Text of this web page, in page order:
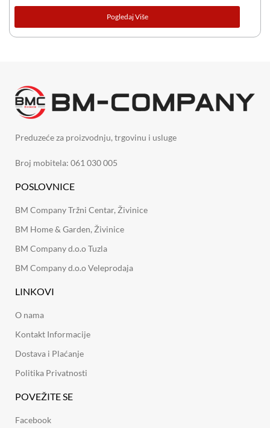
Pogledaj Više
Preduzeće za proizvodnju, trgovinu i usluge
Broj mobitela: 061 030 005
POSLOVNICE
BM Company Tržni Centar, Živinice
BM Home & Garden, Živinice
BM Company d.o.o Tuzla
BM Company d.o.o Veleprodaja
LINKOVI
O nama
Kontakt Informacije
Dostava i Plaćanje
Politika Privatnosti
POVEŽITE SE
Facebook